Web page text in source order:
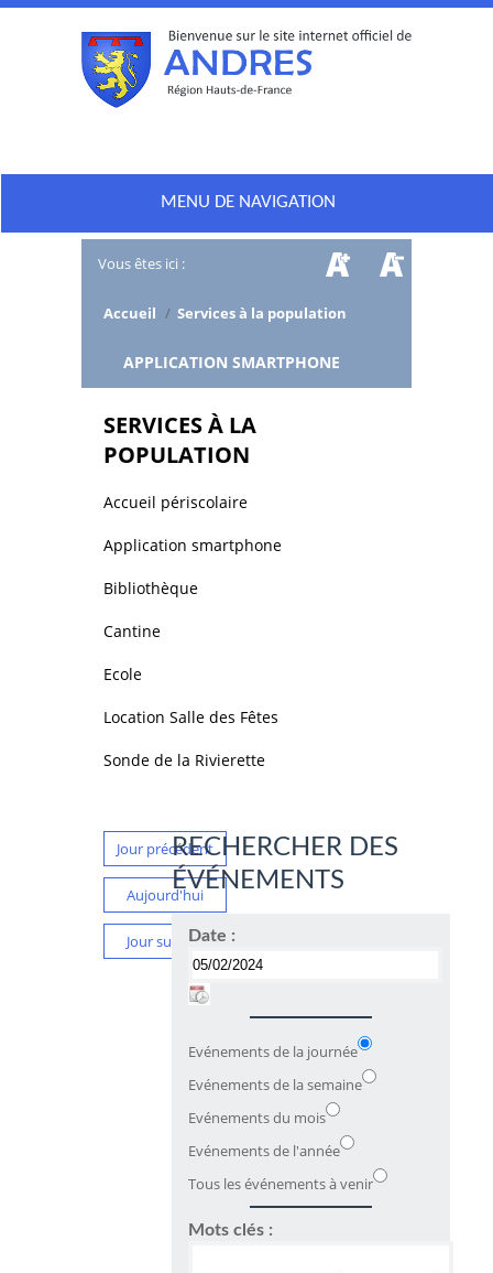
MENU DE NAVIGATION
Vous êtes ici :
Accueil / Services à la population
APPLICATION SMARTPHONE
SERVICES À LA
POPULATION
Accueil périscolaire
Application smartphone
Bibliothèque
Cantine
Ecole
Location Salle des Fêtes
Sonde de la Rivierette
Jour précédent
Aujourd'hui
Jour suivant
RECHERCHER DES
ÉVÉNEMENTS
Date :
Evénements de la journée
Evénements de la semaine
Evénements du mois
Evénements de l'année
Tous les événements à venir
Mots clés :